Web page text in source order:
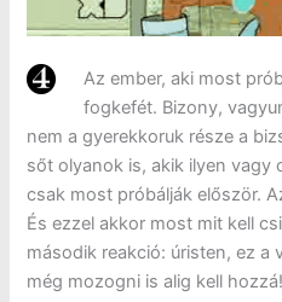
Az ember, aki most
fogkefét. Bizony,
nem a gyerekkoruk része a
sőt olyanok is, akik ilyen vagy
csak most próbálják először.
És ezzel akkor most mit kell
második reakció: úristen, ez a
még mozogni is alig kell hozzá!